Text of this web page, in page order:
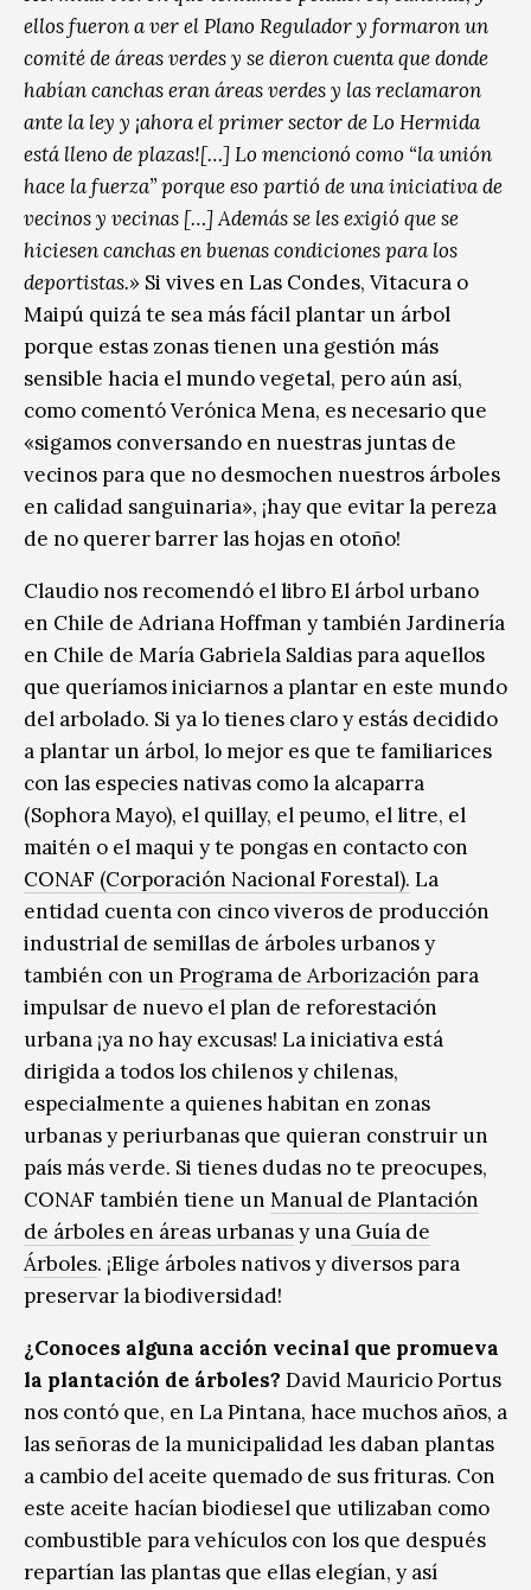
ellos fueron a ver el Plano Regulador y formaron un
comité de áreas verdes y se dieron cuenta que donde
habían canchas eran áreas verdes y las reclamaron
ante la ley y ¡ahora el primer sector de Lo Hermida
está lleno de plazas![…] Lo mencionó como “la unión
hace la fuerza” porque eso partió de una iniciativa de
vecinos y vecinas […] Además se les exigió que se
hiciesen canchas en buenas condiciones para los
deportistas.» Si vives en Las Condes, Vitacura o
Maipú quizá te sea más fácil plantar un árbol
porque estas zonas tienen una gestión más
sensible hacia el mundo vegetal, pero aún así,
como comentó Verónica Mena, es necesario que
«sigamos conversando en nuestras juntas de
vecinos para que no desmochen nuestros árboles
en calidad sanguinaria», ¡hay que evitar la pereza
de no querer barrer las hojas en otoño!
Claudio nos recomendó el libro El árbol urbano
en Chile de Adriana Hoffman y también Jardinería
en Chile de María Gabriela Saldias para aquellos
que queríamos iniciarnos a plantar en este mundo
del arbolado. Si ya lo tienes claro y estás decidido
a plantar un árbol, lo mejor es que te familiarices
con las especies nativas como la alcaparra
(Sophora Mayo), el quillay, el peumo, el litre, el
maitén o el maqui y te pongas en contacto con
CONAF (Corporación Nacional Forestal). La
entidad cuenta con cinco viveros de producción
industrial de semillas de árboles urbanos y
también con un Programa de Arborización para
impulsar de nuevo el plan de reforestación
urbana ¡ya no hay excusas! La iniciativa está
dirigida a todos los chilenos y chilenas,
especialmente a quienes habitan en zonas
urbanas y periurbanas que quieran construir un
país más verde. Si tienes dudas no te preocupes,
CONAF también tiene un Manual de Plantación
de árboles en áreas urbanasy una Guía de
Árboles. ¡Elige árboles nativos y diversos para
preservar la biodiversidad!
¿Conoces alguna acción vecinal que promueva
la plantación de árboles? David Mauricio Portus
nos contó que, en La Pintana, hace muchos años, a
las señoras de la municipalidad les daban plantas
a cambio del aceite quemado de sus frituras. Con
este aceite hacían biodiesel que utilizaban como
combustible para vehículos con los que después
repartían las plantas que ellas elegían, y así